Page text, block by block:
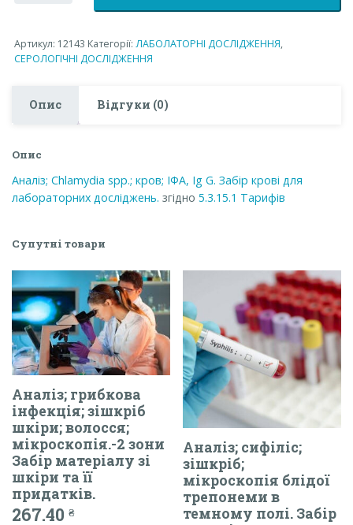
Ig
G.
для
Артикул: 12143 Категорії: ЛАБОЛАТОРНІ ДОСЛІДЖЕННЯ,
СЕРОЛОГІЧНІ ДОСЛІДЖЕННЯ
Опис Відгуки (0)
Опис
Аналіз; Chlamydia spp.; кров; ІФА, Ig G. Забір крові для
лабораторних досліджень. згідно 5.3.15.1 Тарифів
Супутні товари
Аналіз; грибкова
інфекція; зішкріб
шкіри; волосся;
мікроскопія.-2 зони
Забір матеріалу зі
шкіри та її
придатків.
267.40 ₴
Аналіз; сифіліс;
зішкріб;
мікроскопія блідої
трепонеми в
темному полі. Забір